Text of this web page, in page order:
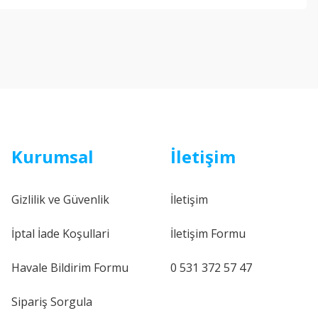
Kurumsal
Gizlilik ve Güvenlik
İptal İade Koşullari
Havale Bildirim Formu
Sipariş Sorgula
İletişim
İletişim
İletişim Formu
0 531 372 57 47